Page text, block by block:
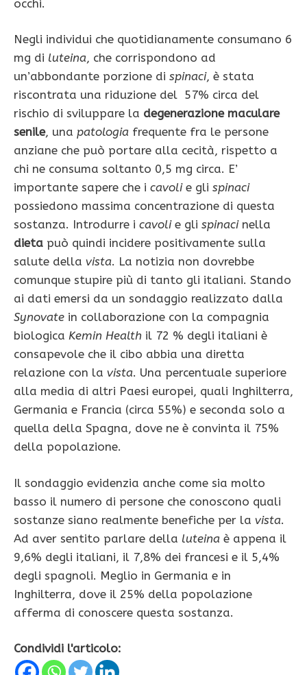
occhi.
Negli individui che quotidianamente consumano 6
mg di luteina, che corrispondono ad
un’abbondante porzione di spinaci, è stata
riscontrata una riduzione del 57% circa del
rischio di sviluppare la degenerazione maculare
senile, una patologia frequente fra le persone
anziane che può portare alla cecità, rispetto a
chi ne consuma soltanto 0,5 mg circa. E’
importante sapere che i cavolie gli spinaci
possiedono massima concentrazione di questa
sostanza. Introdurre i cavolie gli spinaci nella
dieta può quindi incidere positivamente sulla
salute della vista. La notizia non dovrebbe
comunque stupire più di tanto gli italiani. Stando
ai dati emersi da un sondaggio realizzato dalla
Synovate in collaborazione con la compagnia
biologica Kemin Health il 72 % degli italiani è
consapevole che il cibo abbia una diretta
relazione con la vista. Una percentuale superiore
alla media di altri Paesi europei, quali Inghilterra,
Germania e Francia (circa 55%) e seconda solo a
quella della Spagna, dove ne è convinta il 75%
della popolazione.
Il sondaggio evidenzia anche come sia molto
basso il numero di persone che conoscono quali
sostanze siano realmente benefiche per la vista.
Ad aver sentito parlare della luteina è appena il
9,6% degli italiani, il 7,8% dei francesi e il 5,4%
degli spagnoli. Meglio in Germania e in
Inghilterra, dove il 25% della popolazione
afferma di conoscere questa sostanza.
Condividi l'articolo: